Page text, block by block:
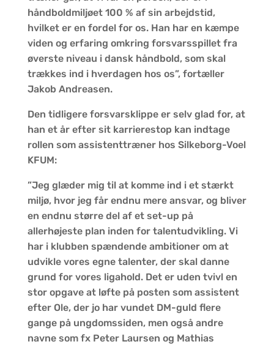
håndboldmiljøet 100 % af sin arbejdstid,
hvilket er en fordel for os. Han har en kæmpe
viden og erfaring omkring forsvarsspillet fra
øverste niveau i dansk håndbold, som skal
trækkes ind i hverdagen hos os”, fortæller
Jakob Andreasen.
Den tidligere forsvarsklippe er selv glad for, at
han et år efter sit karrierestop kan indtage
rollen som assistenttræner hos Silkeborg-Voel
KFUM:
”Jeg glæder mig til at komme ind i et stærkt
miljø, hvor jeg får endnu mere ansvar, og bliver
en endnu større del af et set-up på
allerhøjeste plan inden for talentudvikling. Vi
har i klubben spændende ambitioner om at
udvikle vores egne talenter, der skal danne
grund for vores ligahold. Det er uden tvivl en
stor opgave at løfte på posten som assistent
efter Ole, der jo har vundet DM-guld flere
gange på ungdomssiden, men også andre
navne som fx Peter Laursen og Mathias